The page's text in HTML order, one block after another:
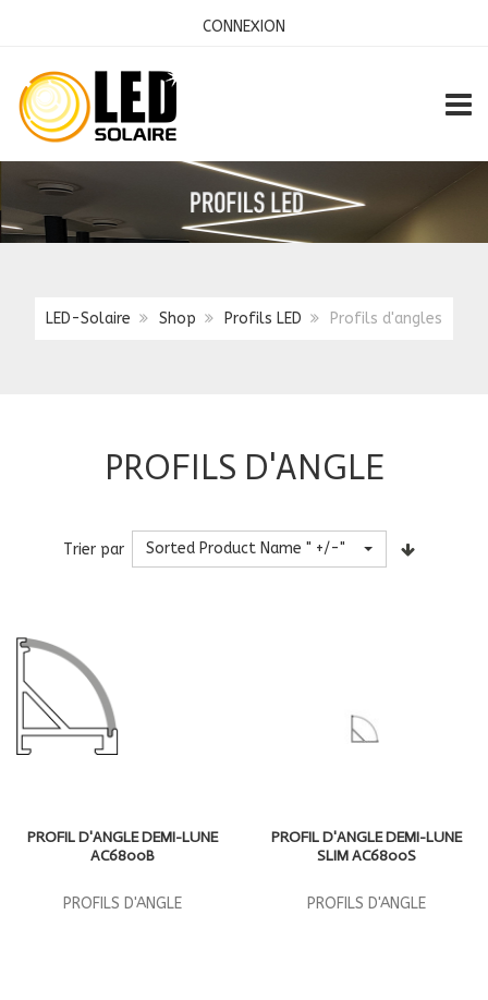
CONNEXION
LED-Solaire Shop Profils LED Profils d'angles
PROFILS D'ANGLE
Trier par Sorted Product Name " +/-"
PROFIL D'ANGLE DEMI-LUNE
AC6800B
PROFILS D'ANGLE
PROFIL D'ANGLE DEMI-LUNE
SLIM AC6800S
PROFILS D'ANGLE